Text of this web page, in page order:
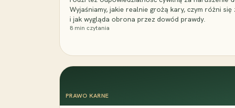
Wyjaśniamy, jakie realnie grożą kary, czym różni się
i jak wygląda obrona przez dowód prawdy.
8 min czytania
PRAWO KARNE